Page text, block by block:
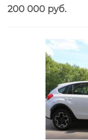
200 000 руб.